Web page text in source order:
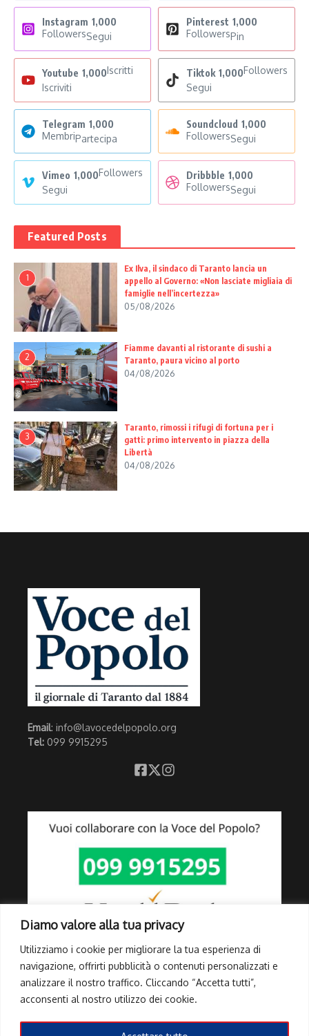
Diamo valore alla tua privacy
Utilizziamo i cookie per migliorare la tua esperienza di
navigazione, offrirti pubblicità o contenuti personalizzati e
analizzare il nostro traffico. Cliccando “Accetta tutti”,
acconsenti al nostro utilizzo dei cookie.
Instagram 1,000
FollowersSegui
Pinterest 1,000
FollowersPin
Youtube 1,000Iscritti
Iscriviti
Tiktok 1,000Followers
Segui
Telegram 1,000
MembriPartecipa
Soundcloud 1,000
FollowersSegui
Vimeo 1,000Followers
Segui
Dribbble 1,000
FollowersSegui
Featured Posts
1
Ex Ilva, il sindaco di Taranto lancia un
appello al Governo: «Non lasciate migliaia di
famiglie nell’incertezza»
05/08/2026
2
Fiamme davanti al ristorante di sushi a
Taranto, paura vicino al porto
04/08/2026
3
Taranto, rimossi i rifugi di fortuna per i
gatti: primo intervento in piazza della
Libertà
04/08/2026
Email: info@lavocedelpopolo.org
Tel: 099 9915295
Link Utili